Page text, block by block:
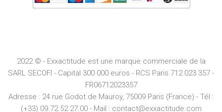
2022 © - Exxactitude est une marque commerciale de la
SARL SECOFI - Capital 300 000 euros - RCS Paris 712 023 357 -
FR06712023357
Adresse : 24 rue Godot de Mauroy, 75009 Paris (France) - Tél :
(+33) 09.72.52.27.00 - Mail : contact@exxactitude.com